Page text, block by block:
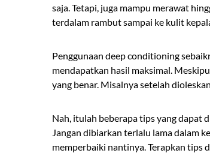
saja. Tetapi, juga mampu merawat
terdalam rambut sampai ke kulit
Penggunaan deep conditioning
mendapatkan hasil maksimal.
yang benar. Misalnya setelah
Nah, itulah beberapa tips yang dapat
Jangan dibiarkan terlalu lama dalam
memperbaiki nantinya. Terapkan tips